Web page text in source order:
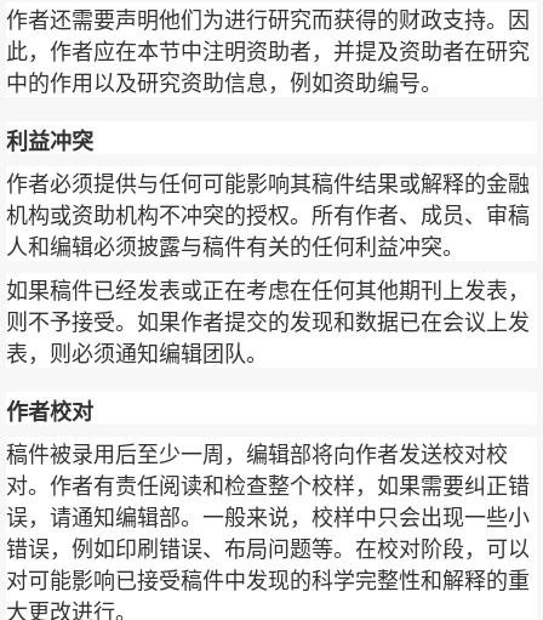
作者还需要声明他们为进行研究而获得的财政支持。因
此，作者应在本节中注明资助者，并提及资助者在研究
中的作用以及研究资助信息，例如资助编号。
利益冲突
作者必须提供与任何可能影响其稿件结果或解释的金融
机构或资助机构不冲突的授权。所有作者、成员、审稿
人和编辑必须披露与稿件有关的任何利益冲突。
如果稿件已经发表或正在考虑在任何其他期刊上发表，
则不予接受。如果作者提交的发现和数据已在会议上发
表，则必须通知编辑团队。
作者校对
稿件被录用后至少一周，编辑部将向作者发送校对校
对。作者有责任阅读和检查整个校样，如果需要纠正错
误，请通知编辑部。一般来说，校样中只会出现一些小
错误，例如印刷错误、布局问题等。在校对阶段，可以
对可能影响已接受稿件中发现的科学完整性和解释的重
大更改进行。